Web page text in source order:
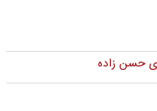
حسن زاده